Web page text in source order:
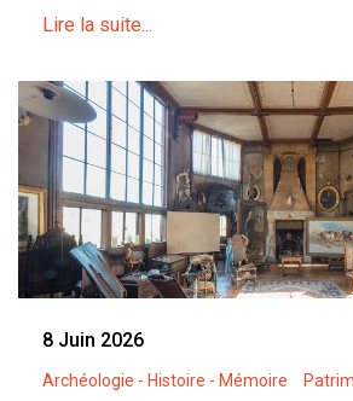
Lire la suite...
8 Juin 2026
Archéologie - Histoire - Mémoire